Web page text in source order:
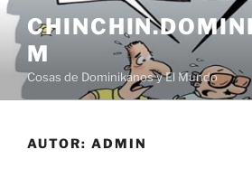
Saltar
contenido
M
Cosas de Dominikanos y El Mundo
AUTOR: ADMIN